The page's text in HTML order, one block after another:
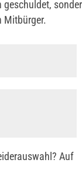
Mitbürger.
Auf